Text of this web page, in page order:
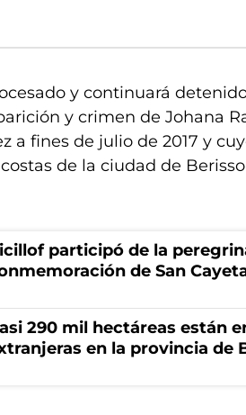
y continuará
y crimen de Johana
a fines de julio de 2017 y
de la ciudad de
participó de la
de San
290 mil hectáreas están
en la provincia de